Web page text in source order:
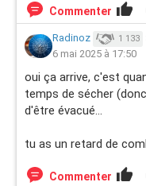
Commenter
Radinoz 1 133
6 mai 2025 à 17:50
oui ça arrive, c'est
temps de sécher
d'être évacué...
tu as un retard de
Commenter